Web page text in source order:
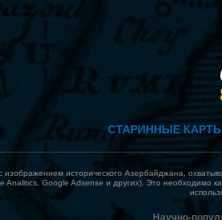
СТАРИННЫЕ
изображением исторического Азербайджана,
Analitics, Google Adsense и других). Это необходимо
Научно-